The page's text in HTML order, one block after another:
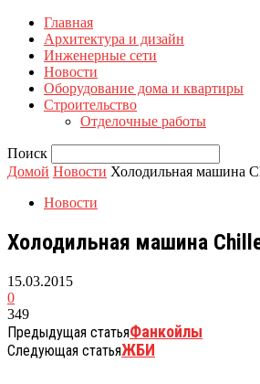
Главная
Архитектура и дизайн
Инженерные сети
Новости
Оборудование дома и квартиры
Строительство
Отделочные работы
Поиск
Домой Новости Холодильная машина
Новости
Холодильная машина
15.03.2015
0
349
Предыдущая статьяФанкойлы
Следующая статьяЖБИ